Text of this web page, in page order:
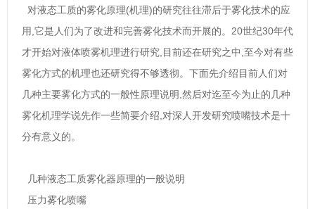
对液态工质的雾化原理(机理)的研究往往滞后于雾化技术的应
用,它是人们为了改进和完善雾化技术而开展的。20世纪30年代
才开始对液体喷雾机理进行研究,目前还在研究之中,至今对有些
雾化方式的机理也还研究得不够透彻。下面先介绍目前人们对
几种主要雾化方式的一般性原理说明,然后对迄至今为止的几种
雾化机理学说先作一些简要介绍,对深人开发研究喷嘴技术是十
分有意义的。
几种液态工质雾化器原理的一般说明
压力雾化喷嘴